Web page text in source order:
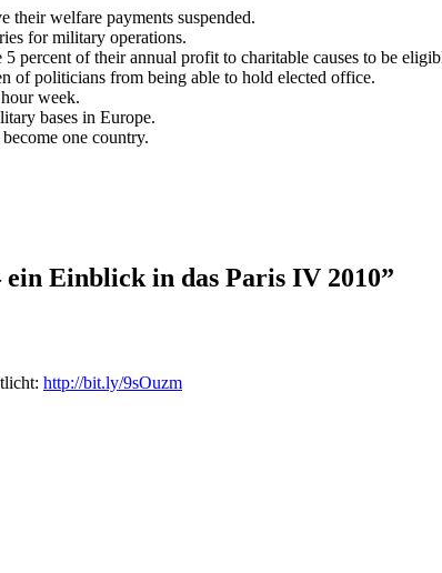
their welfare payments suspended.
for military operations.
percent of their annual profit to charitable causes to be
of politicians from being able to hold elected office.
week.
bases in Europe.
one country.
Einblick in das Paris IV 2010”
http://bit.ly/9sOuzm